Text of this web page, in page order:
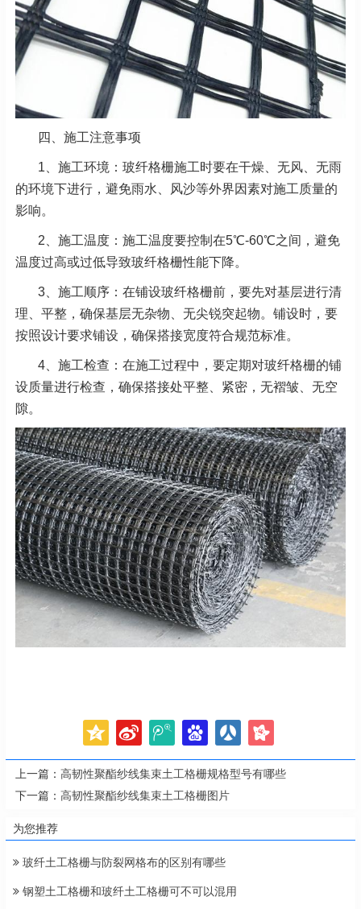
四、施工注意事项
1、施工环境：玻纤格栅施工时要在干燥、无风、无雨
的环境下进行，避免雨水、风沙等外界因素对施工质量的
影响。
2、施工温度：施工温度要控制在5℃-60℃之间，避免
温度过高或过低导致玻纤格栅性能下降。
3、施工顺序：在铺设玻纤格栅前，要先对基层进行清
理、平整，确保基层无杂物、无尖锐突起物。铺设时，要
按照设计要求铺设，确保搭接宽度符合规范标准。
4、施工检查：在施工过程中，要定期对玻纤格栅的铺
设质量进行检查，确保搭接处平整、紧密，无褶皱、无空
隙。
上一篇： 高韧性聚酯纱线集束土工格栅规格型号有哪些
下一篇： 高韧性聚酯纱线集束土工格栅图片
为您推荐
玻纤土工格栅与防裂网格布的区别有哪些
钢塑土工格栅和玻纤土工格栅可不可以混用